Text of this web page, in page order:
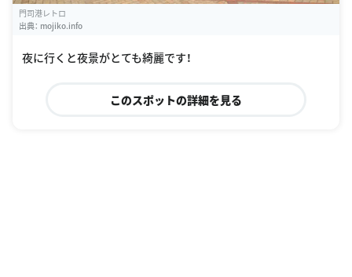
門司港レトロ
出典： mojiko.info
夜に行くと夜景がとても綺麗です！
このスポットの詳細を見る